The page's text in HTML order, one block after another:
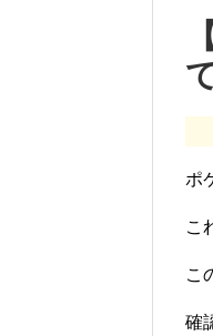
ポ
こ
こ
確